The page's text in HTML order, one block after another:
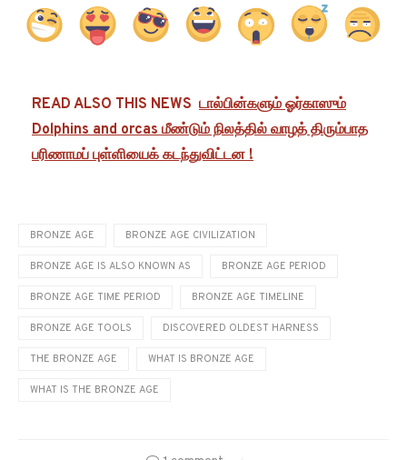
READ ALSO THIS NEWS டால்பின்களும் ஓர்காஸும்
Dolphins and orcas மீண்டும் நிலத்தில் வாழத் திரும்பாத
பரிணாமப் புள்ளியைக் கடந்துவிட்டன !
BRONZE AGE BRONZE AGE CIVILIZATION
BRONZE AGE IS ALSO KNOWN AS BRONZE AGE PERIOD
BRONZE AGE TIME PERIOD BRONZE AGE TIMELINE
BRONZE AGE TOOLS DISCOVERED OLDEST HARNESS
THE BRONZE AGE WHAT IS BRONZE AGE
WHAT IS THE BRONZE AGE